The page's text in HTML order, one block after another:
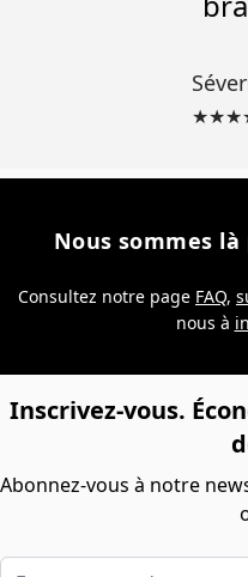
Nous sommes
Consultez notre page FAQ,
nous à
Inscrivez-vous.
Abonnez-vous à notre
Entrez votre adresse e-mail